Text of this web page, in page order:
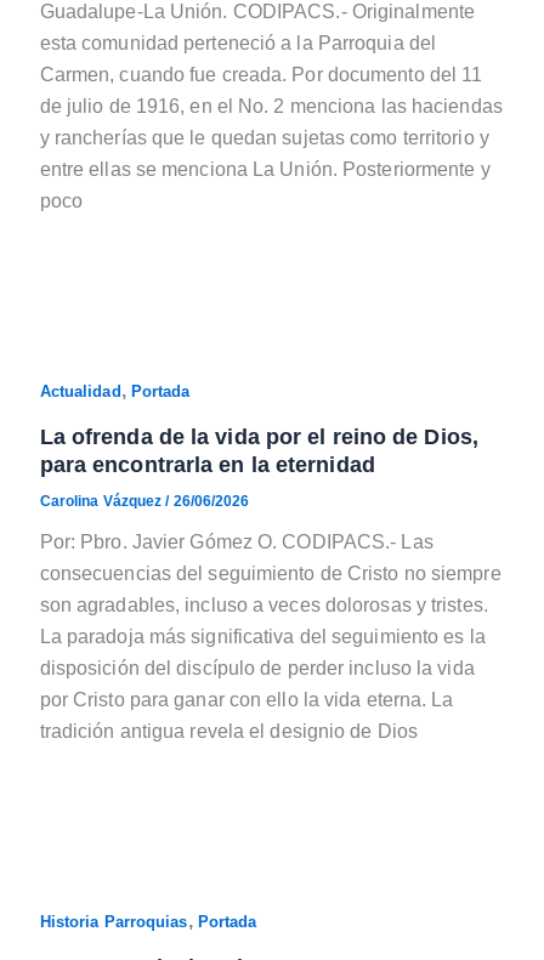
Guadalupe-La Unión. CODIPACS.- Originalmente
esta comunidad perteneció a la Parroquia del
Carmen, cuando fue creada. Por documento del 11
de julio de 1916, en el No. 2 menciona las haciendas
y rancherías que le quedan sujetas como territorio y
entre ellas se menciona La Unión. Posteriormente y
poco
Actualidad , Portada
La ofrenda de la vida por el reino de Dios,
para encontrarla en la eternidad
Carolina Vázquez/ 26/06/2026
Por: Pbro. Javier Gómez O. CODIPACS.- Las
consecuencias del seguimiento de Cristo no siempre
son agradables, incluso a veces dolorosas y tristes.
La paradoja más significativa del seguimiento es la
disposición del discípulo de perder incluso la vida
por Cristo para ganar con ello la vida eterna. La
tradición antigua revela el designio de Dios
Historia Parroquias, Portada